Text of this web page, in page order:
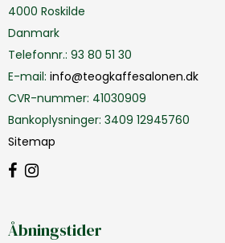
4000 Roskilde
Danmark
Telefonnr.: 93 80 51 30
E-mail: info@teogkaffesalonen.dk
CVR-nummer: 41030909
Bankoplysninger: 3409 12945760
Sitemap
Åbningstider